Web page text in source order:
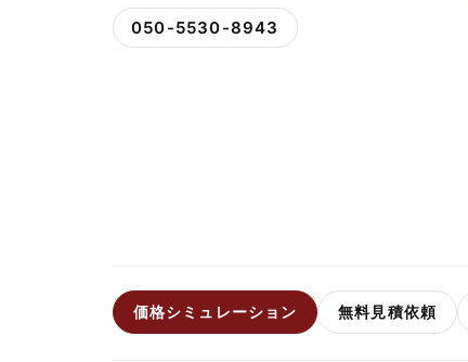
050-5530-8943
価格シミュレーション 無料見積依頼